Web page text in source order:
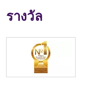
รางวัล